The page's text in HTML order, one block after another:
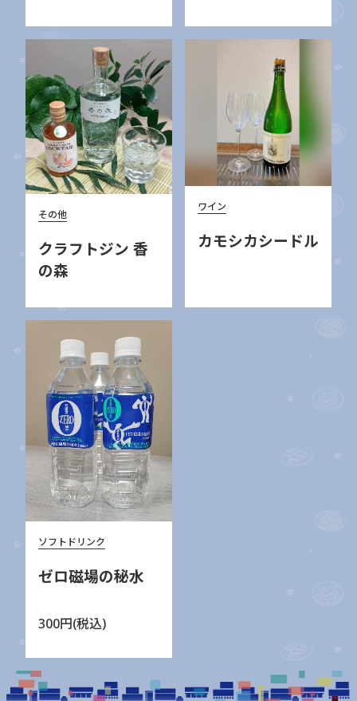
その他
クラフトジン 香
の森
ワイン
カモシカシードル
ソフトドリンク
ゼロ磁場の秘水
300円(税込)